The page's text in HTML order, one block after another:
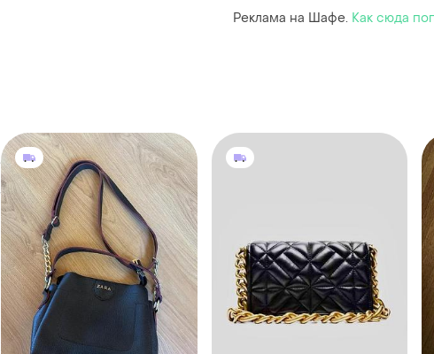
Реклама на Шафе. Как сюда